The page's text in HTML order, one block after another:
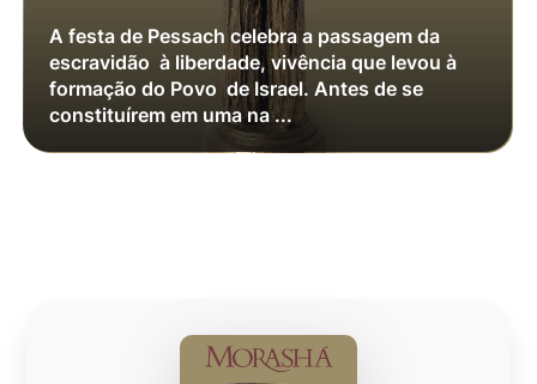
A festa de Pessach celebra a passagem da
escravidão à liberdade, vivência que levou à
formação do Povo de Israel. Antes de se
constituírem em uma na ...